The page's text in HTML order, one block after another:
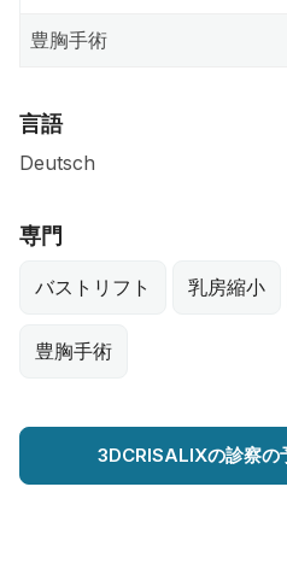
豊胸手術
言語
Deutsch
専門
バストリフト 乳房縮小
豊胸手術
3DCRISALIXの診察の